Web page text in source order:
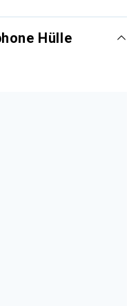
Hülle